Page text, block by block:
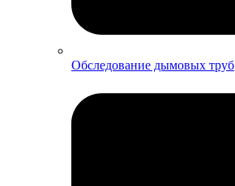
Обследование дымовых труб